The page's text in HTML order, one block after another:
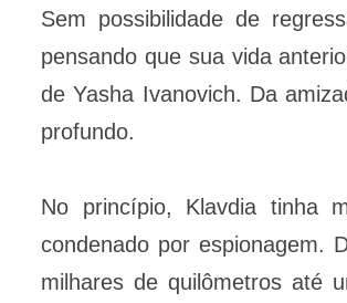
Sem possibilidade de
pensando que sua vida
de Yasha Ivanovich. Da
profundo.
No princípio, Klavdia tinha
condenado por espionagem.
milhares de quilômetros até